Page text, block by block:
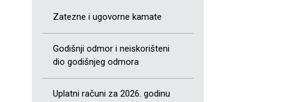
Zatezne i ugovorne kamate
Godišnji odmor i neiskorišteni
dio godišnjeg odmora
Uplatni računi za 2026. godinu